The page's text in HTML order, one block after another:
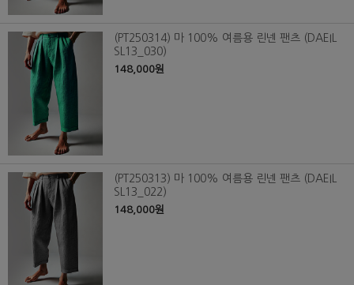
(PT250314) 마 100% 여름용 린넨 팬츠 (DAEIL
SL13_030)
148,000원
(PT250313) 마 100% 여름용 린넨 팬츠 (DAEIL
SL13_022)
148,000원